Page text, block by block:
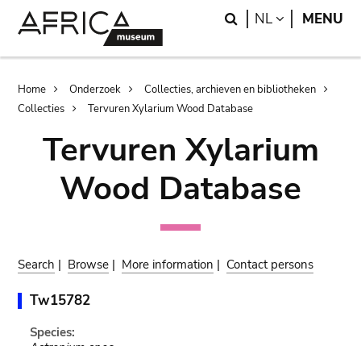
Search
NL LANGUAGE
MENU
Breadcrumb
Home Onderzoek
Collecties, archieven en bibliotheken
Collecties
Tervuren Xylarium Wood Database
Tervuren Xylarium
Wood Database
Search | Browse | More information | Contact persons
Tw15782
Species: